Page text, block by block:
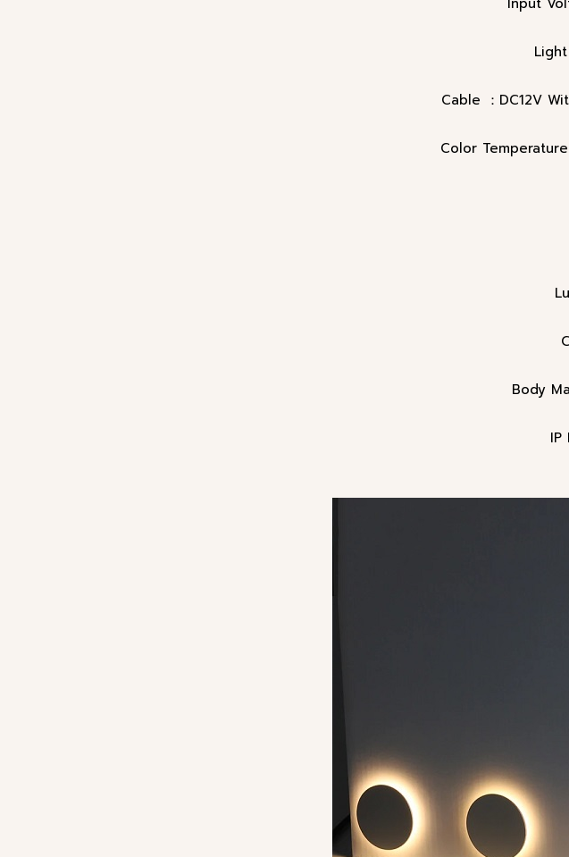
Cable ：DC12V
Color
Nature
Cold
Body
IP